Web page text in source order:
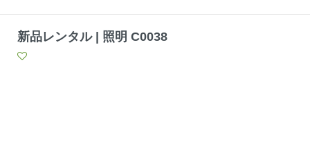
新品レンタル | 照明 C0038